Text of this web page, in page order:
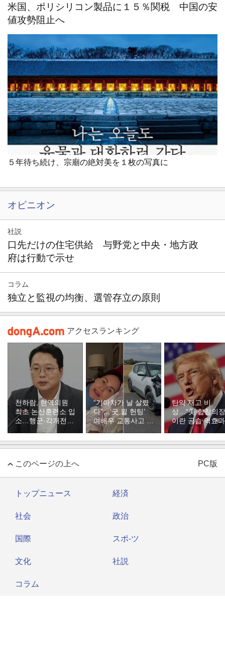
米国、ポリシリコン製品に１５％関税 中国の安
値攻勢阻止へ
５年待ち続け、宗廟の絶対美を１枚の写真に
オピニオン
社説
口先だけの住宅供給 与野党と中央・地方政
府は行動で示せ
コラム
独立と監視の均衡、選管存立の原則
アクセスランキング
천하람, 현역의원
최초 논산훈련소 입
소…행군·각개전투
“기아차가 날 살렸
다”…‘굿 윌 헌팅’
여배우 교통사고 후
목숨 구해
탄약 재고 비
상…“美 합참의
이란 공습 역효
출구전략 주장”
このページの上へ PC版
トップニュース 経済
社会 政治
国際 スポ-ツ
文化 社説
コラム